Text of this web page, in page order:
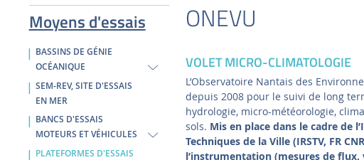
Moyens d'essais
BASSINS DE GÉNIE
OCÉANIQUE
SEM-REV, SITE D'ESSAIS
EN MER
BANCS D'ESSAIS
MOTEURS ET VÉHICULES
PLATEFORMES D'ESSAIS
ONEVU
VOLET MICRO-CLIMATOLOGIE
L’Observatoire Nantais des
depuis 2008 pour le suivi de long
hydrologie, micro-météorologie,
sols. Mis en place dans le cadre de
Techniques de la Ville (IRSTV, FR
l’instrumentation (mesures de